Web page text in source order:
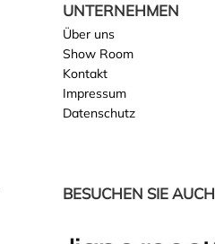
UNTERNEHMEN
Über uns
Show Room
Kontakt
Impressum
Datenschutz
BESUCHEN SIE AUCH